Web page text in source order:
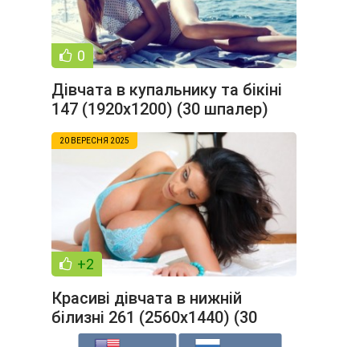
0
Дівчата в купальнику та бікіні
147 (1920x1200) (30 шпалер)
20 ВЕРЕСНЯ 2025
+2
Красиві дівчата в нижній
білизні 261 (2560x1440) (30
шпалер)